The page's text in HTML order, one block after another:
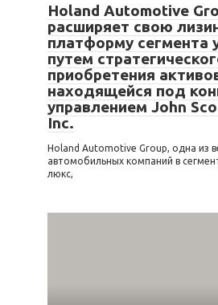
Holand Automotive
расширяет свою
платформу сегмента
путем
приобретения
находящейся под
управлением John
Inc.
Holand Automotive Group, одна из
автомобильных компаний в
люкс,